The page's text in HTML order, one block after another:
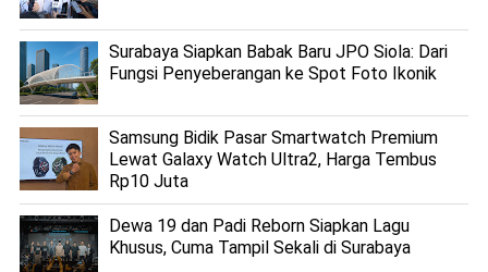
Surabaya Siapkan Babak Baru JPO Siola: Dari
Fungsi Penyeberangan ke Spot Foto Ikonik
Samsung Bidik Pasar Smartwatch Premium
Lewat Galaxy Watch Ultra2, Harga Tembus
Rp10 Juta
Dewa 19 dan Padi Reborn Siapkan Lagu
Khusus, Cuma Tampil Sekali di Surabaya